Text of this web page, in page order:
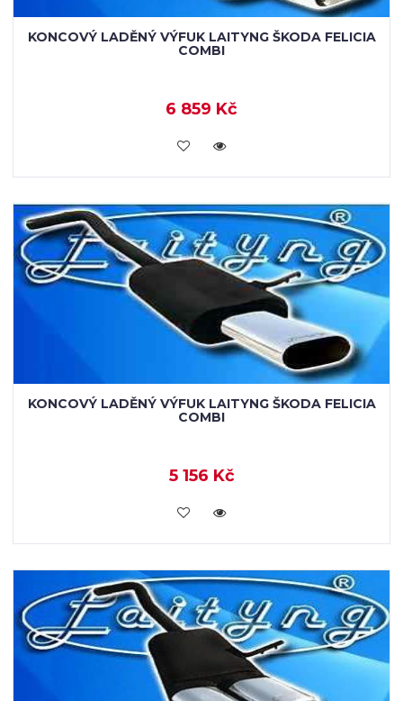
KONCOVÝ LADĚNÝ VÝFUK LAITYNG ŠKODA FELICIA
COMBI
6 859 Kč
VLOŽIT DO KOŠÍKU
KONCOVÝ LADĚNÝ VÝFUK LAITYNG ŠKODA FELICIA
COMBI
5 156 Kč
VLOŽIT DO KOŠÍKU